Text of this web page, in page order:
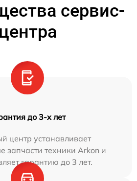
сервис-
центра
до 3-х лет
центр устанавливает
запчасти техники Arkon и
гарантию до 3 лет.